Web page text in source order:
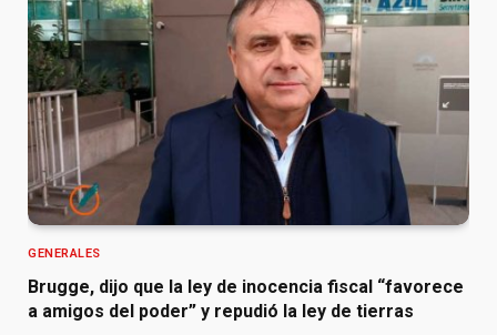
GENERALES
Brugge, dijo que la ley de inocencia fiscal “favorece
a amigos del poder” y repudió la ley de tierras